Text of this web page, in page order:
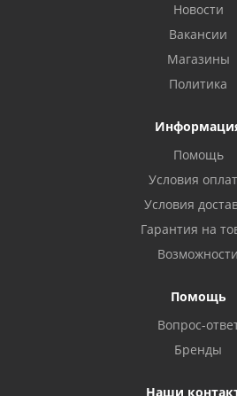
Новости
Вакансии
Магазины
Политика
Помощь
Условия
Условия
Гарантия на
Возможности
Помощь
Вопрос-
Бренды
Наши